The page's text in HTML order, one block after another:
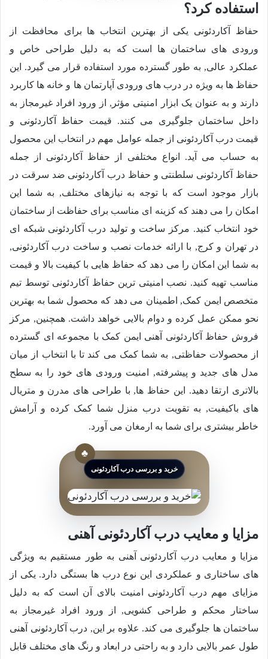
استفاده کرد؟
حفاظ آکاردئونی یکی از بهترین انتخاب ها برای محافظت از
ورودی های ساختمان ها است که به دلیل طراحی خاص و
عملکرد عالی, به طور گسترده مورد استفاده قرار می گیرد. این
حفاظ ها به ویژه در درب های ورودی آپارتمان ها و خانه ها کاربرد
دارند و به عنوان یک ابزار امنیتی مؤثر, از ورود افراد غیرمجاز به
داخل ساختمان جلوگیری می کنند. قیمت حفاظ آکاردئونی و
قیمت درب آکاردئونی از جمله عوامل مهم در انتخاب این محصول
به حساب می آید. انواع مختلفی از حفاظ آکاردئونی از جمله
حفاظ آکاردئونی سلطنتی و حفاظ درب آکاردئونی ضد سرقت در
بازار موجود است که با توجه به نیازهای مختلف, به شما این
امکان را می دهند که کزینه ای مناسب برای حفاظت از ساختمان
خود انتخاب کنید. مرکز ساخت و تولید درب آکاردئونی شبکه ای
در تهران و کرج, با ارائه خدمات نصب و ساخت درب آکاردئونی,
به شما این امکان را می دهد که حفاظ هایی با کیفیت بالا و قیمت
مناسب تهیه کنید. نصب امنیتی ترین حفاظ آکاردئونی توسط تیم
متخصص ایمن کمک, اطمینان می دهد که محصول شما به بهترین
نحو ممکن عمل کرده و دوام بالایی خواهد داشت. همچنین, مرکز
فروش حفاظ آکاردئونی آهنی ایمن کمک با مجموعه ای گسترده
از محصولات حفاظتی, به شما کمک می کند تا با انتخاب از میان
مدل های جدید و پیشرفته, امنیت ورودی های خود را به سطح
بالاتری ارتقا دهید. این حفاظ ها, با طراحی های مدرن و متریال
های باکیفیت, به تقویت درب منزل شما کمک کرده و آرامش
خاطر بیشتری برای شما به ارمغان می آورد.
خرید و بررسی درب آکاردئونی
مزایا و معایب درب آکاردئونی آهنی
مزایا و معایب درب آکاردئونی آهنی به طور مستقیم به ویژگی
های ساختاری و عملکردی این نوع درب ها بستگی دارد. یکی از
مزایای مهم درب آکاردئونی امنیت بالای آن است که به دلیل
ساختار محکم و طراحی کشویی, از ورود افراد غیرمجاز به
ساختمان ها جلوگیری می کند. علاوه بر این, درب آکاردئونی آهنی
طول عمر بالایی دارد و به راحتی در ابعاد و رنگ های مختلف قابل